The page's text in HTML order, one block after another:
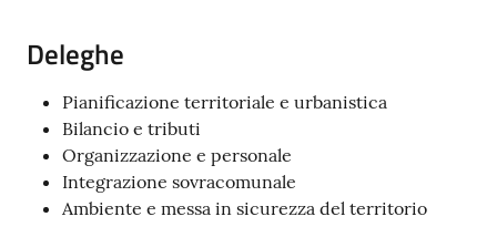
Deleghe
Pianificazione territoriale e urbanistica
Bilancio e tributi
Organizzazione e personale
Integrazione sovracomunale
Ambiente e messa in sicurezza del territorio